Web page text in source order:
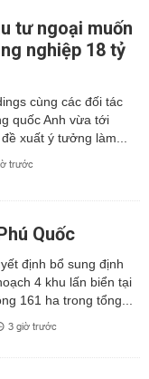
tư ngoại muốn
nghiệp 18 tỷ
cùng các đối tác
quốc Anh vừa tới
xuất ý tưởng làm...
trước
Quốc
định bổ sung định
4 khu lấn biển tại
161 ha trong tổng...
3 giờ trước